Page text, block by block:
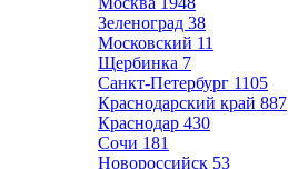
Зеленоград 38
Московский 11
Щербинка 7
Санкт-Петербург 1105
Краснодарский край 887
Краснодар 430
Сочи 181
Новороссийск 53